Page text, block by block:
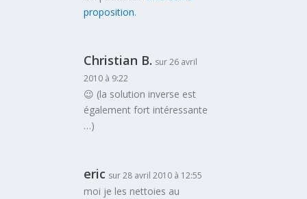
proposition.
Christian B. sur 26 avril
2010 à 9:22
😉 (la solution inverse est
également fort intéressante
…)
eric sur 28 avril 2010 à 12:55
moi je les nettoies au